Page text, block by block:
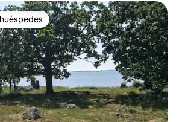
Favorito entre huéspedes